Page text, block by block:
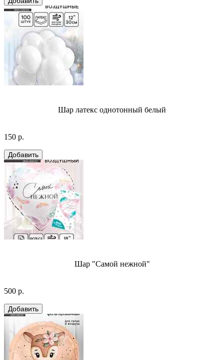
Шар латекс однотонный белый
150 р.
Шар "Самой нежной"
500 р.